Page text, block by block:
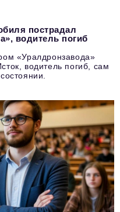
пострадал
водитель погиб
«Уралдронзавода»
водитель погиб, сам